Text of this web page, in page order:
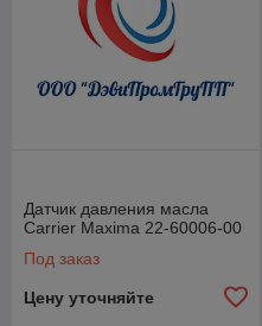
Датчик давления масла
Carrier Maxima 22-60006-00
Под заказ
Цену уточняйте